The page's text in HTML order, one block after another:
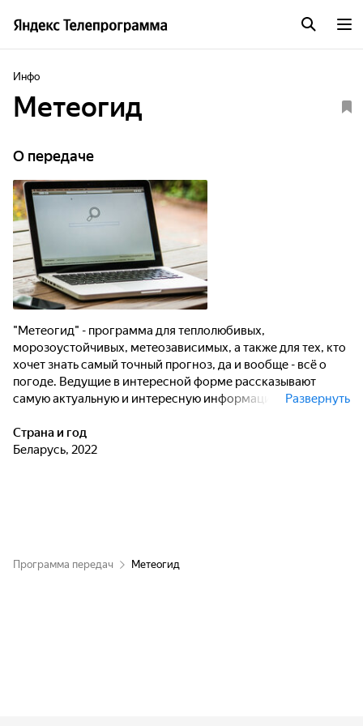
Инфо
Метеогид
О передаче
"Метеогид" - программа для теплолюбивых,
морозоустойчивых, метеозависимых, а также для тех, кто
хочет знать самый точный прогноз, да и вообще - всё о
погоде. Ведущие в интересной форме рассказывают
самую актуальную и интересную информацию о погоде и
Развернуть
Страна и год
Беларусь, 2022
Программа передач Метеогид